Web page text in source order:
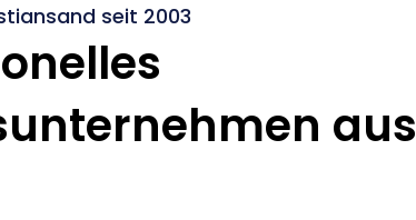
seit 2003
aus